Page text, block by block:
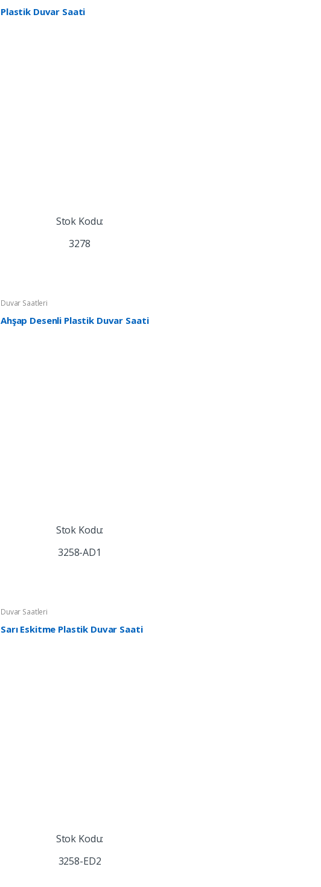
Plastik Duvar Saati
Stok Kodu:
3278
Duvar Saatleri
Ahşap Desenli Plastik Duvar Saati
Stok Kodu:
3258-AD1
Duvar Saatleri
Sarı Eskitme Plastik Duvar Saati
Stok Kodu:
3258-ED2